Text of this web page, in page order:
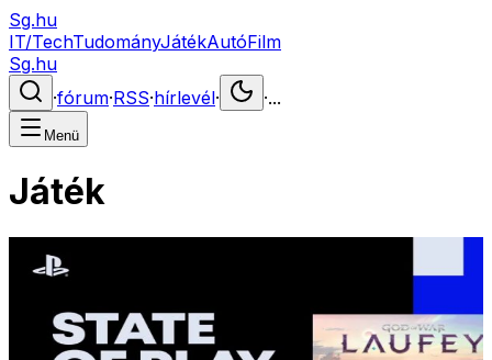
Sg.hu
IT/TechTudományJátékAutóFilm
Sg.hu
·fórum·RSS·hírlevél· ·...
Menü
Játék